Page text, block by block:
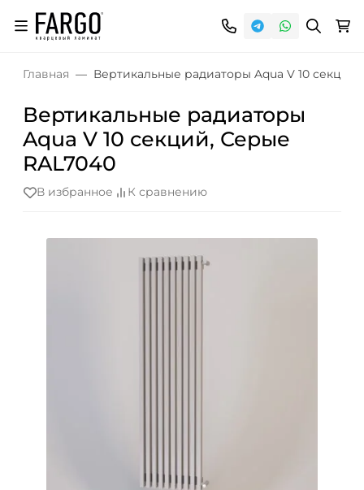
Главная Вертикальные радиаторы Aqua V 10
Вертикальные радиаторы
Aqua V 10 секций, Серые
RAL7040
В избранное К сравнению